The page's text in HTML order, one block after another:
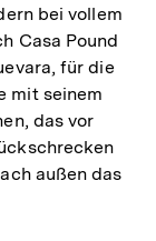
bei vollem
Casa Pound
für die
mit seinem
das vor
außen das